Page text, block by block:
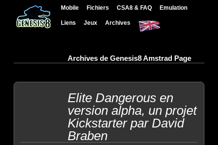
Mobile Fichiers CSA8 & FAQ Emulation
Liens Jeux Archives
Archives de Genesis8 Amstrad Page
Elite Dangerous en
version alpha, un projet
Kickstarter par David
Braben